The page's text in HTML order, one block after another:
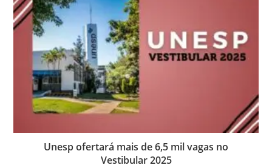
Unesp ofertará mais de 6,5 mil vagas no
Vestibular 2025